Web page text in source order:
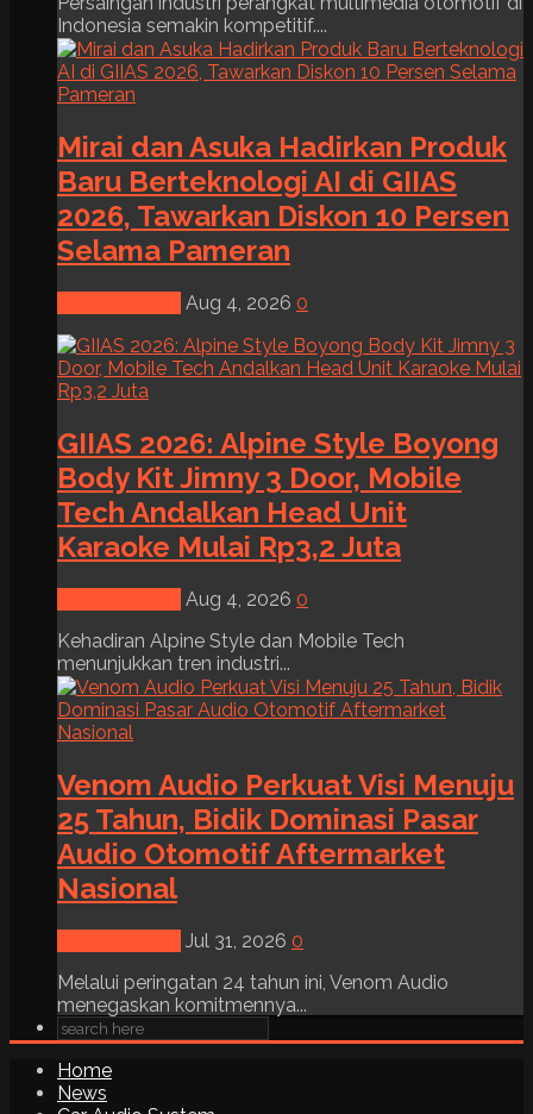
Indonesia semakin kompetitif....
Mirai dan Asuka Hadirkan Produk
Baru Berteknologi AI di GIIAS
2026, Tawarkan Diskon 10 Persen
Selama Pameran
Aug 4, 2026 0
GIIAS 2026: Alpine Style Boyong
Body Kit Jimny 3 Door, Mobile
Tech Andalkan Head Unit
Karaoke Mulai Rp3,2 Juta
Aug 4, 2026 0
Kehadiran Alpine Style dan Mobile Tech
menunjukkan tren industri...
Venom Audio Perkuat Visi Menuju
25 Tahun, Bidik Dominasi Pasar
Audio Otomotif Aftermarket
Nasional
Jul 31, 2026 0
Melalui peringatan 24 tahun ini, Venom Audio
menegaskan komitmennya...
Home
News